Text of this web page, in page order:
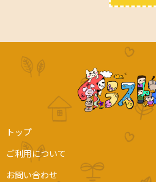
トップ
ご利用について
お問い合わせ